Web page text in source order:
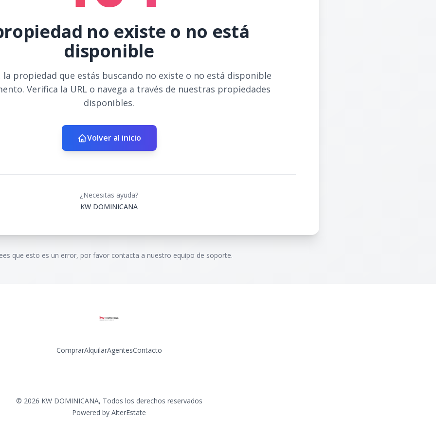
no existe o no está
disponible
propiedad que estás buscando no existe o no está disponible
Verifica la URL o navega a través de nuestras propiedades
disponibles.
Volver al inicio
¿Necesitas ayuda?
KW DOMINICANA
que esto es un error, por favor contacta a nuestro equipo de soporte.
ComprarAlquilarAgentesContacto
© 2026 KW DOMINICANA, Todos los derechos reservados
Powered by AlterEstate